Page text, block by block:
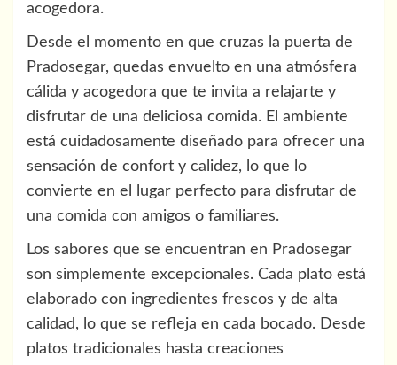
acogedora.
Desde el momento en que cruzas la puerta de
Pradosegar, quedas envuelto en una atmósfera
cálida y acogedora que te invita a relajarte y
disfrutar de una deliciosa comida. El ambiente
está cuidadosamente diseñado para ofrecer una
sensación de confort y calidez, lo que lo
convierte en el lugar perfecto para disfrutar de
una comida con amigos o familiares.
Los sabores que se encuentran en Pradosegar
son simplemente excepcionales. Cada plato está
elaborado con ingredientes frescos y de alta
calidad, lo que se refleja en cada bocado. Desde
platos tradicionales hasta creaciones